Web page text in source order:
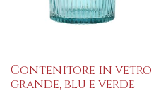
Contenitore in vetro
grande, blu e verde